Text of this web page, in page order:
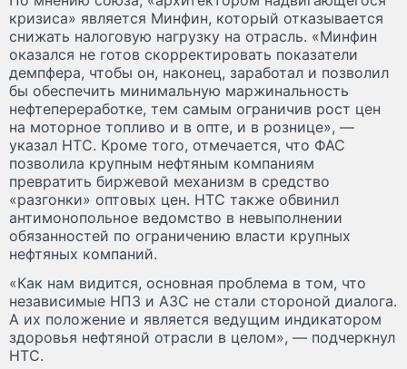
кризиса» является Минфин, который отказывается
снижать налоговую нагрузку на отрасль. «Минфин
оказался не готов скорректировать показатели
демпфера, чтобы он, наконец, заработал и позволил
бы обеспечить минимальную маржинальность
нефтепереработке, тем самым ограничив рост цен
на моторное топливо и в опте, и в рознице», —
указал НТС. Кроме того, отмечается, что ФАС
позволила крупным нефтяным компаниям
превратить биржевой механизм в средство
«разгонки» оптовых цен. НТС также обвинил
антимонопольное ведомство в невыполнении
обязанностей по ограничению власти крупных
нефтяных компаний.
«Как нам видится, основная проблема в том, что
независимые НПЗ и АЗС не стали стороной диалога.
А их положение и является ведущим индикатором
здоровья нефтяной отрасли в целом», — подчеркнул
НТС.